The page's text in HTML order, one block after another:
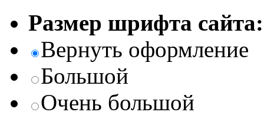
Размер шрифта сайта:
Вернуть оформление
Большой
Очень большой